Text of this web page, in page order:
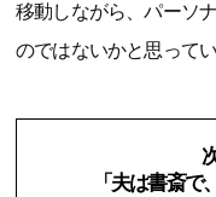
移動しながら、パーソ
のではないかと思ってい
「夫は書斎で